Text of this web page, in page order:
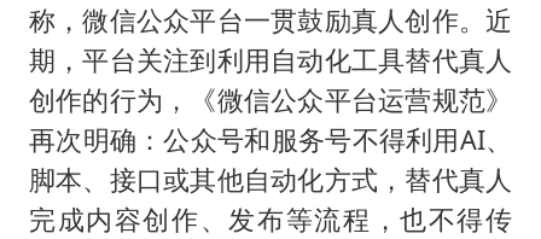
称，微信公众平台一贯鼓励真人创作。近
期，平台关注到利用自动化工具替代真人
创作的行为，《微信公众平台运营规范》
再次明确：公众号和服务号不得利用AI、
脚本、接口或其他自动化方式，替代真人
完成内容创作、发布等流程，也不得传